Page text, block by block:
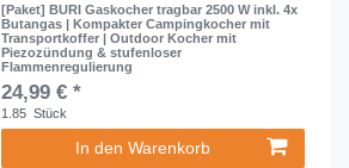
[Paket] BURI Gaskocher tragbar 2500 W inkl. 4x
Butangas | Kompakter Campingkocher mit
Transportkoffer | Outdoor Kocher mit
Piezozündung & stufenloser
Flammenregulierung
24,99 € *
1.85 Stück
In den Warenkorb